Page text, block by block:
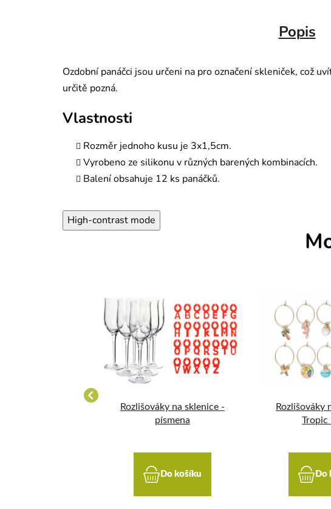
Popis
Ozdobní panáčci jsou určeni na pro označení skleniček, což
určitě pozná.
Vlastnosti
Rozměr jednoho kusu je 3x1,5cm.
Vyrobeno ze silikonu v různých barených kombinacích.
Balení obsahuje 12 ks panáčků.
High-contrast mode
Rozlišováky na sklenice -
písmena
Do košíku
Rozlišováky
Tropic
Do